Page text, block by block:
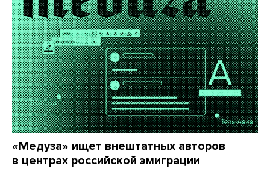
«Медуза» ищет внештатных авторов
в центрах российской эмиграции